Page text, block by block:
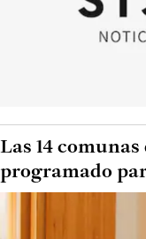
Las 14
programado